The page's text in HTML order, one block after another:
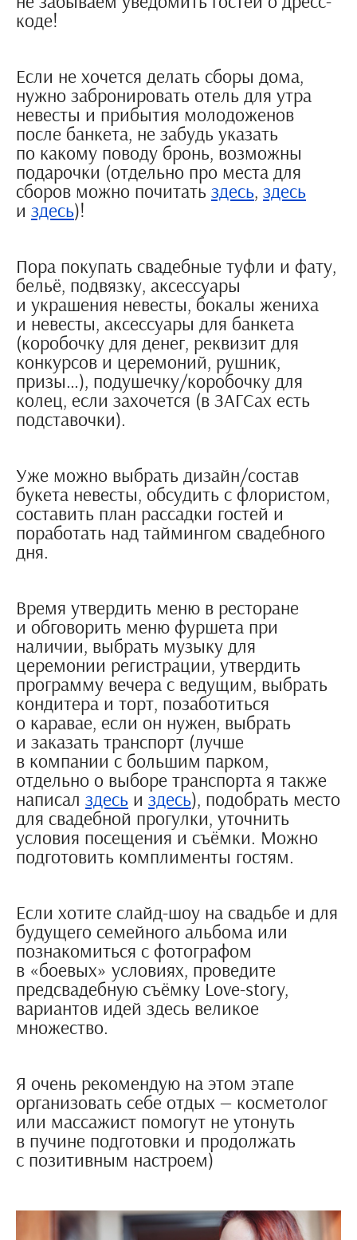
коде!
Если не хочется делать сборы дома,
нужно забронировать отель для утра
невесты и прибытия молодоженов
после банкета, не забудь указать
по какому поводу бронь, возможны
подарочки (отдельно про места для
сборов можно почитать здесь, здесь
и здесь)!
Пора покупать свадебные туфли и фату,
бельё, подвязку, аксессуары
и украшения невесты, бокалы жениха
и невесты, аксессуары для банкета
(коробочку для денег, реквизит для
конкурсов и церемоний, рушник,
призы…), подушечку/коробочку для
колец, если захочется (в ЗАГСах есть
подставочки).
Уже можно выбрать дизайн/состав
букета невесты, обсудить с флористом,
составить план рассадки гостей и
поработать над таймингом свадебного
дня.
Время утвердить меню в ресторане
и обговорить меню фуршета при
наличии, выбрать музыку для
церемонии регистрации, утвердить
программу вечера с ведущим, выбрать
кондитера и торт, позаботиться
о каравае, если он нужен, выбрать
и заказать транспорт (лучше
в компании с большим парком,
отдельно о выборе транспорта я также
написал здесь и здесь), подобрать место
для свадебной прогулки, уточнить
условия посещения и съёмки. Можно
подготовить комплименты гостям.
Если хотите слайд-шоу на свадьбе и для
будущего семейного альбома или
познакомиться с фотографом
в «боевых» условиях, проведите
предсвадебную съёмку Love-story,
вариантов идей здесь великое
множество.
Я очень рекомендую на этом этапе
организовать себе отдых — косметолог
или массажист помогут не утонуть
в пучине подготовки и продолжать
с позитивным настроем)